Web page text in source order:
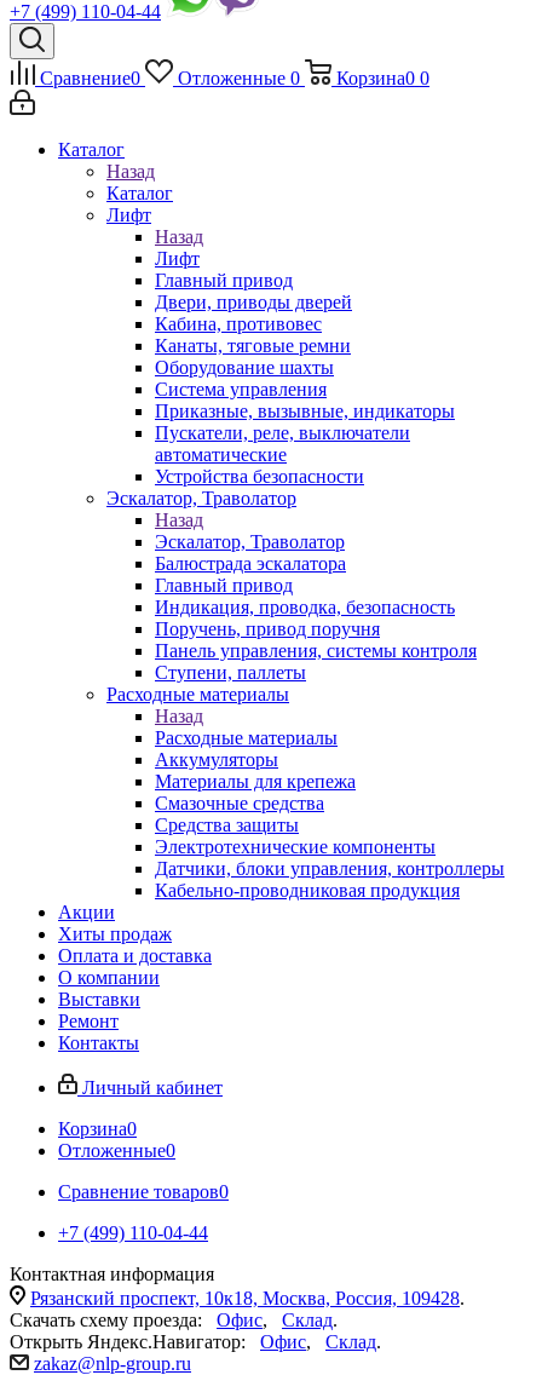
+7 (499) 110-04-44
Сравнение0 Отложенные 0 Корзина0 0
Каталог
Назад
Каталог
Лифт
Назад
Лифт
Главный привод
Двери, приводы дверей
Кабина, противовес
Канаты, тяговые ремни
Оборудование шахты
Система управления
Приказные, вызывные, индикаторы
Пускатели, реле, выключатели
автоматические
Устройства безопасности
Эскалатор, Траволатор
Назад
Эскалатор, Траволатор
Балюстрада эскалатора
Главный привод
Индикация, проводка, безопасность
Поручень, привод поручня
Панель управления, системы контроля
Ступени, паллеты
Расходные материалы
Назад
Расходные материалы
Аккумуляторы
Материалы для крепежа
Смазочные средства
Средства защиты
Электротехнические компоненты
Датчики, блоки управления, контроллеры
Кабельно-проводниковая продукция
Акции
Хиты продаж
Оплата и доставка
О компании
Выставки
Ремонт
Контакты
Личный кабинет
Корзина0
Отложенные0
Сравнение товаров0
+7 (499) 110-04-44
Контактная информация
Рязанский проспект, 10к18, Москва, Россия, 109428.
Скачать схему проезда: Офис, Склад.
Открыть Яндекс.Навигатор: Офис, Склад.
zakaz@nlp-group.ru